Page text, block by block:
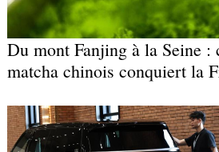
Du mont Fanjing à la Seine :
matcha chinois conquiert la